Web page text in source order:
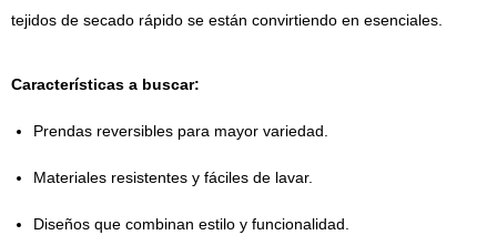
tejidos de secado rápido se están convirtiendo en esenciales.
Características a buscar:
Prendas reversibles para mayor variedad.
Materiales resistentes y fáciles de lavar.
Diseños que combinan estilo y funcionalidad.